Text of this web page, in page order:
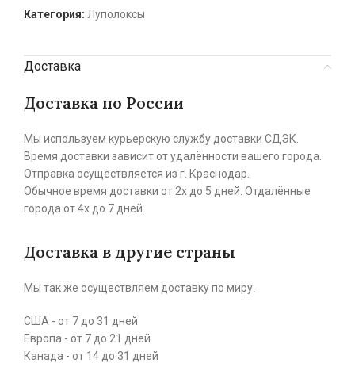
Категория: Луполоксы
Доставка
Доставка по России
Мы используем курьерскую службу доставки СДЭК.
Время доставки зависит от удалённости вашего города.
Отправка осуществляется из г. Краснодар.
Обычное время доставки от 2х до 5 дней. Отдалённые
города от 4х до 7 дней.
Доставка в другие страны
Мы так же осуществляем доставку по миру.
США - от 7 до 31 дней
Европа - от 7 до 21 дней
Канада - от 14 до 31 дней